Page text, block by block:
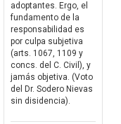
adoptantes. Ergo, el
fundamento de la
responsabilidad es
por culpa subjetiva
(arts. 1067, 1109 y
concs. del C. Civil), y
jamás objetiva. (Voto
del Dr. Sodero Nievas
sin disidencia).